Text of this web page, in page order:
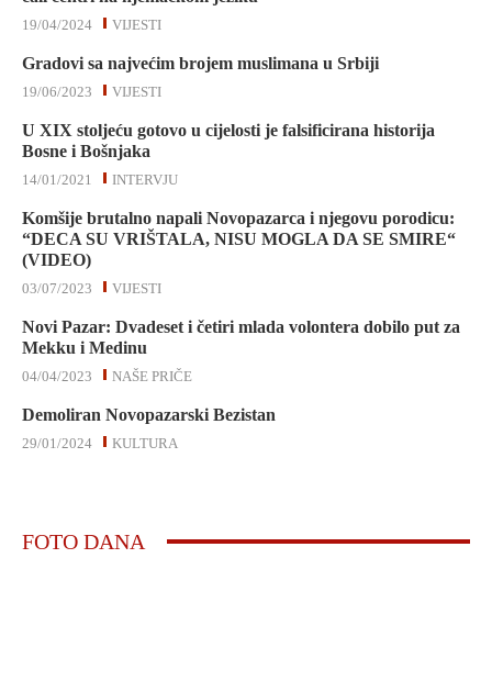
VIJESTI
19/04/2024
Gradovi sa najvećim brojem muslimana u Srbiji
VIJESTI
19/06/2023
U XIX stoljeću gotovo u cijelosti je falsificirana historija
Bosne i Bošnjaka
INTERVJU
14/01/2021
Komšije brutalno napali Novopazarca i njegovu porodicu:
“DECA SU VRIŠTALA, NISU MOGLA DA SE SMIRE“
(VIDEO)
VIJESTI
03/07/2023
Novi Pazar: Dvadeset i četiri mlada volontera dobilo put za
Mekku i Medinu
NAŠE PRIČE
04/04/2023
Demoliran Novopazarski Bezistan
KULTURA
29/01/2024
FOTO DANA